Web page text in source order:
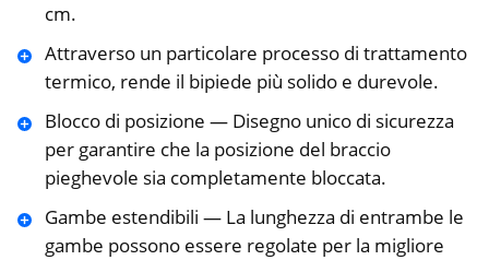
cm.
Attraverso un particolare processo di trattamento
termico, rende il bipiede più solido e durevole.
Blocco di posizione — Disegno unico di sicurezza
per garantire che la posizione del braccio
pieghevole sia completamente bloccata.
Gambe estendibili — La lunghezza di entrambe le
gambe possono essere regolate per la migliore